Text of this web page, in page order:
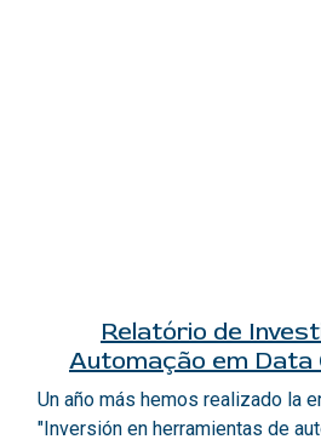
Relatório de
Automação em Data
Un año más hemos realizado la
"Inversión en herramientas de